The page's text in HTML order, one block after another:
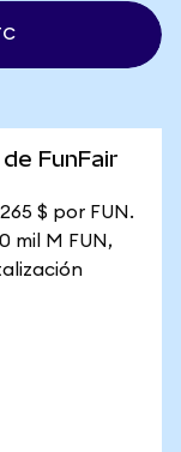
FunFair
$ por FUN.
mil M FUN,